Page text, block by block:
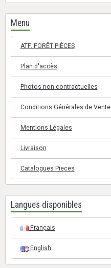
Menu
ATF. FORÊT PIÈCES
Plan d'accès
Photos non contractuelles
Conditions Générales de Vente
Mentions Légales
Livraison
Catalogues Pieces
Langues disponibles
Français
English